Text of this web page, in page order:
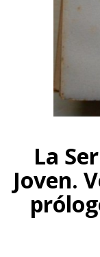
La
Joven.